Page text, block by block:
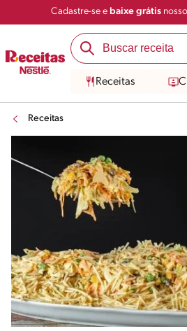
Cadastre-se e baixe grátis
Receitas
Receitas
Salvar